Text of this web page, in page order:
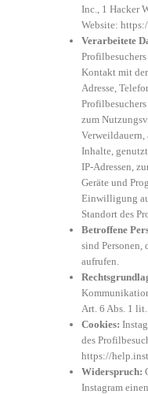
Inc., 1 Hacker
Website:
Verarbeitete
Profilbesuchers
Kontakt mit
Adresse,
zum
Verweildauern,
Inhalte,
IP-Adressen,
Geräte und
Einwilligung
Standort des
Betroffene
sind Personen,
aufrufen.
Art. 6 Abs. 1 lit.
Cookies:
des
https://
Widerspruch:
Instagram